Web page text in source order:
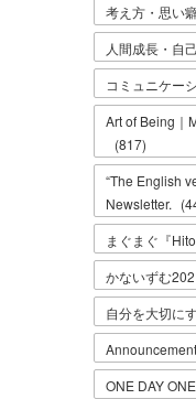
考え方・思い
人間成長・自
コミュニケー
Art of Being｜
(817)
“The English
Newsletter. (
まぐまぐ『
かないずむ
自分を大切に
Announcement
ONE DAY